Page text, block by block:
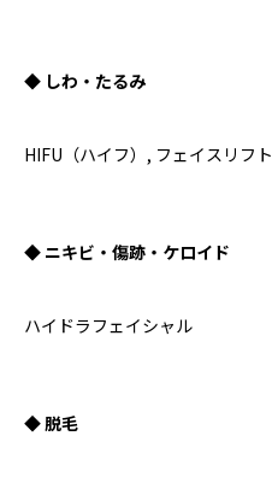
◆ しわ・たるみ
HIFU（ハイフ）, フェイスリフト
◆ ニキビ・傷跡・ケロイド
ハイドラフェイシャル
◆ 脱毛